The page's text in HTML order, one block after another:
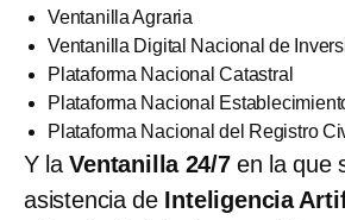
Ventanilla Agraria
Ventanilla Digital Nacional de
Plataforma Nacional Catastral
Plataforma Nacional
Plataforma Nacional del Registro
Y laVentanilla 24/7en la que
asistencia de Inteligencia